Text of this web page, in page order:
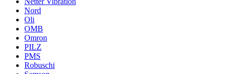
Nord
Oli
OMB
Omron
PILZ
PMS
Robuschi